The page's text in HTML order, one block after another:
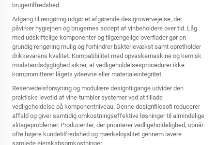
brugertilfredshed.
Adgang til rengøring udgør et afgørende designovervejelse, der
påvirker hygiejnen og brugernes accept af vinbeholdere over tid. Låg
med udskiftelige komponenter og tilgængelige overflader gør en
grundig rengøring mulig og forhindrer bakterievækst samt opretholder
drikkevarens kvalitet. Kompatibilitet med opvaskemaskine og kemisk
modstandsdygtighed sikrer, at vedligeholdelsesprocedurer ikke
kompromitterer lågets ydeevne eller materialeintegritet.
Reservedelsforsyning og modulære designtilgange udvider den
praktiske levetid af vine-tumblersystemer ved at tillade
vedligeholdelse på komponentniveau. Denne designfilosofi reducerer
affald og giver samtidig omkostningseffektive løsninger til almindelige
slitageproblemer. Producenter, der prioriterer vedligeholdelighed, opnår
ofte højere kundetilfredshed og mærkeloyalitet gennem lavere
samlede ejerskabsomkostninger.